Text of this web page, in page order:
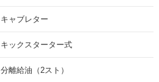
キャブレター
キックスターター式
分離給油（2スト）